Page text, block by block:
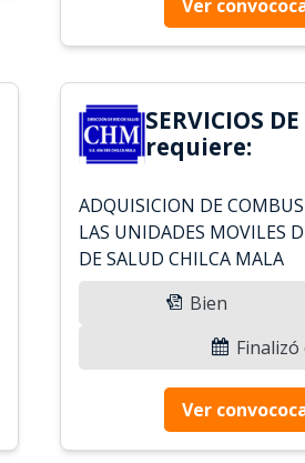
Ver
SERVICIOS
requiere:
ADQUISICION DE
LAS UNIDADES MOVILES
DE SALUD CHILCA MALA
Bien
Ver